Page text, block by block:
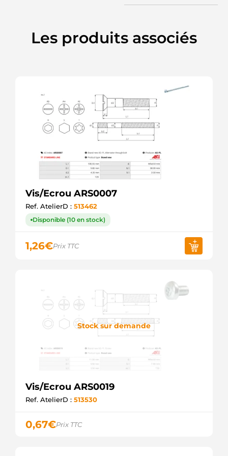
94626054
9950079
MERCEDES
BF5A11W050A
FORD
WOODAUTO
SPRA1007
ELECTROLOG
F032138774
CARGO
Les produits associés
Vis/Ecrou ARS0007
Ref. AtelierD : 513462
Disponible (10 en stock)
1,26€Prix TTC
Stock sur demande
Vis/Ecrou ARS0019
Ref. AtelierD : 513530
0,67€Prix TTC